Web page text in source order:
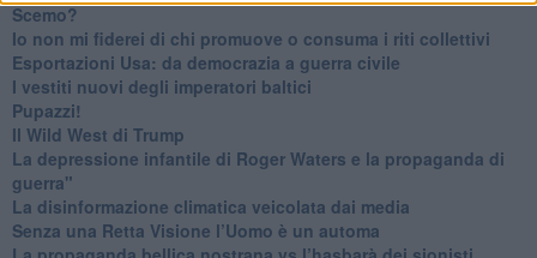
Scemo?
​Io non mi fiderei di chi promuove o consuma i riti collettivi
Esportazioni Usa: da democrazia a guerra civile
​I vestiti nuovi degli imperatori baltici
​Pupazzi!
​Il Wild West di Trump
​La depressione infantile di Roger Waters e la propaganda di
guerra"
​La disinformazione climatica veicolata dai media
Senza una Retta Visione l’Uomo è un automa